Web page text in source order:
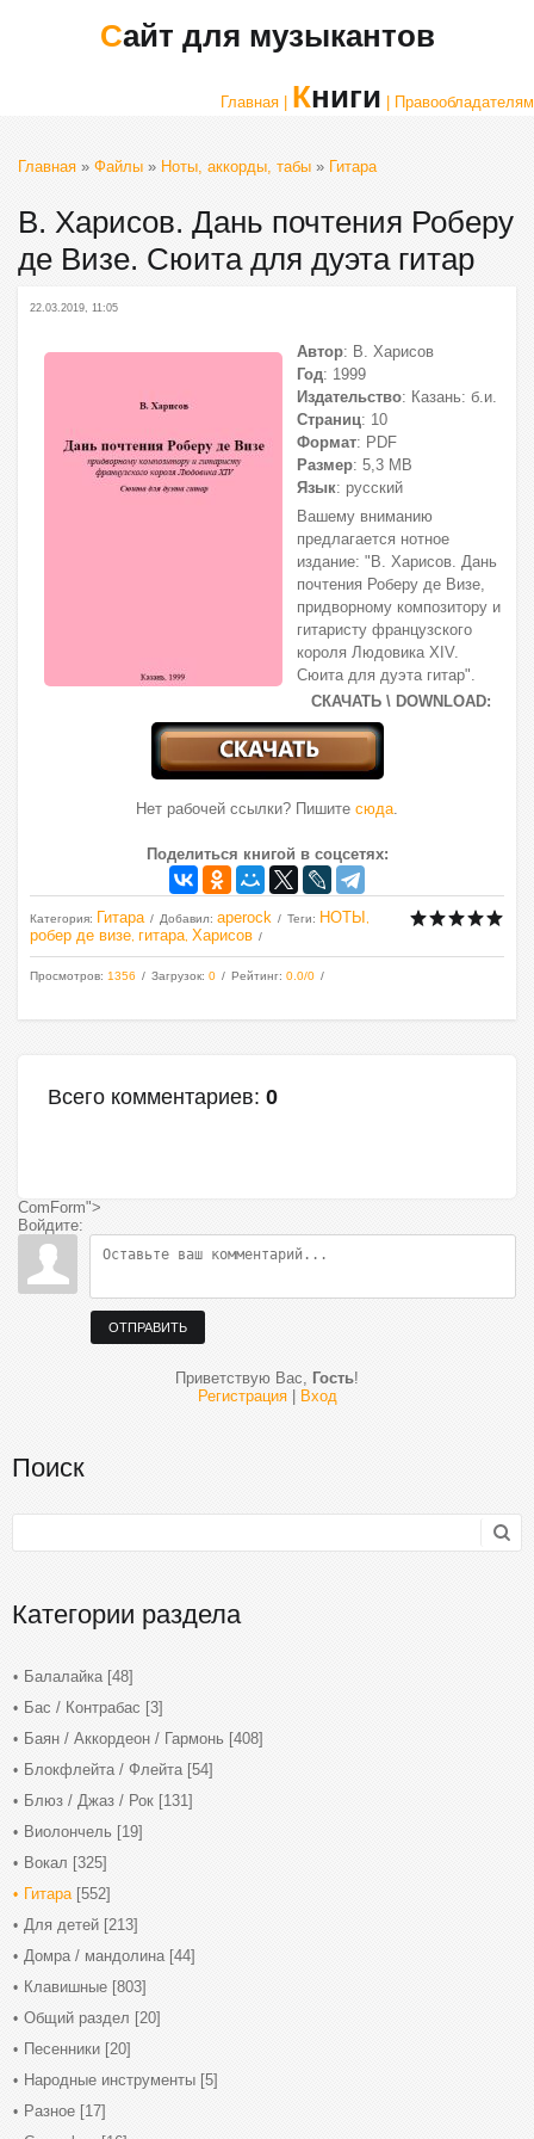
Сайт для музыкантов
Главная | Книги | Правообладателям
Главная » Файлы » Ноты, аккорды, табы » Гитара
В. Харисов. Дань почтения Роберу
де Визе. Сюита для дуэта гитар
22.03.2019, 11:05
Автор: В. Харисов
Год: 1999
Издательство: Казань: б.и.
Страниц: 10
Формат: PDF
Размер: 5,3 МВ
Язык: русский
Вашему вниманию
предлагается нотное
издание: "В. Харисов. Дань
почтения Роберу де Визе,
придворному композитору и
гитаристу французского
короля Людовика XIV.
Сюита для дуэта гитар".
СКАЧАТЬ \ DOWNLOAD:
Нет рабочей ссылки? Пишите сюда.
Поделиться книгой в соцсетях:
Категория: Гитара Добавил: aperock Теги: НОТЫ
робер де визе гитара Харисов
Просмотров: 1356 Загрузок: 0 Рейтинг: 0.0/0
Всего комментариев: 0
ComForm">
Войдите:
ОТПРАВИТЬ
Приветствую Вас, Гость!
Регистрация| Вход
Поиск
Категории раздела
Балалайка [48]
Бас / Контрабас [3]
Баян / Аккордеон / Гармонь [408]
Блокфлейта / Флейта [54]
Блюз / Джаз / Рок [131]
Виолончель [19]
Вокал [325]
Гитара [552]
Для детей [213]
Домра / мандолина [44]
Клавишные [803]
Общий раздел [20]
Песенники [20]
Народные инструменты [5]
Разное [17]